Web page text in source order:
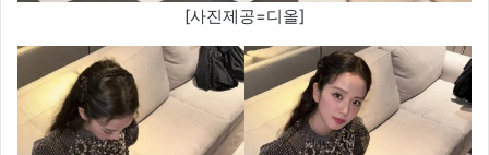
[사진제공=디올]